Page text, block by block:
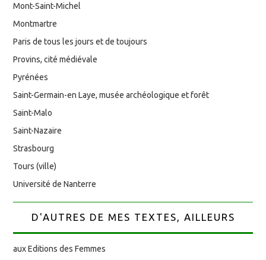
Mont-Saint-Michel
Montmartre
Paris de tous les jours et de toujours
Provins, cité médiévale
Pyrénées
Saint-Germain-en Laye, musée archéologique et forêt
Saint-Malo
Saint-Nazaire
Strasbourg
Tours (ville)
Université de Nanterre
D'AUTRES DE MES TEXTES, AILLEURS
aux Editions des Femmes